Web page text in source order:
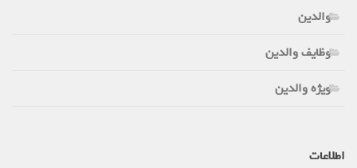
والدین
وظایف والدین
ویژه والدین
اطلاعات